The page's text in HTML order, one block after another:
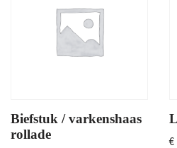
Biefstuk / varkenshaas
rollade
€